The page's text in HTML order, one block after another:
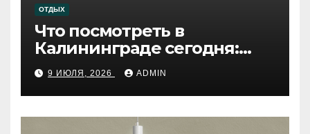
ОТДЫХ
Что посмотреть в
Калининграде сегодня:
путеводитель по самому
западному городу России
9 ИЮЛЯ, 2026 ADMIN